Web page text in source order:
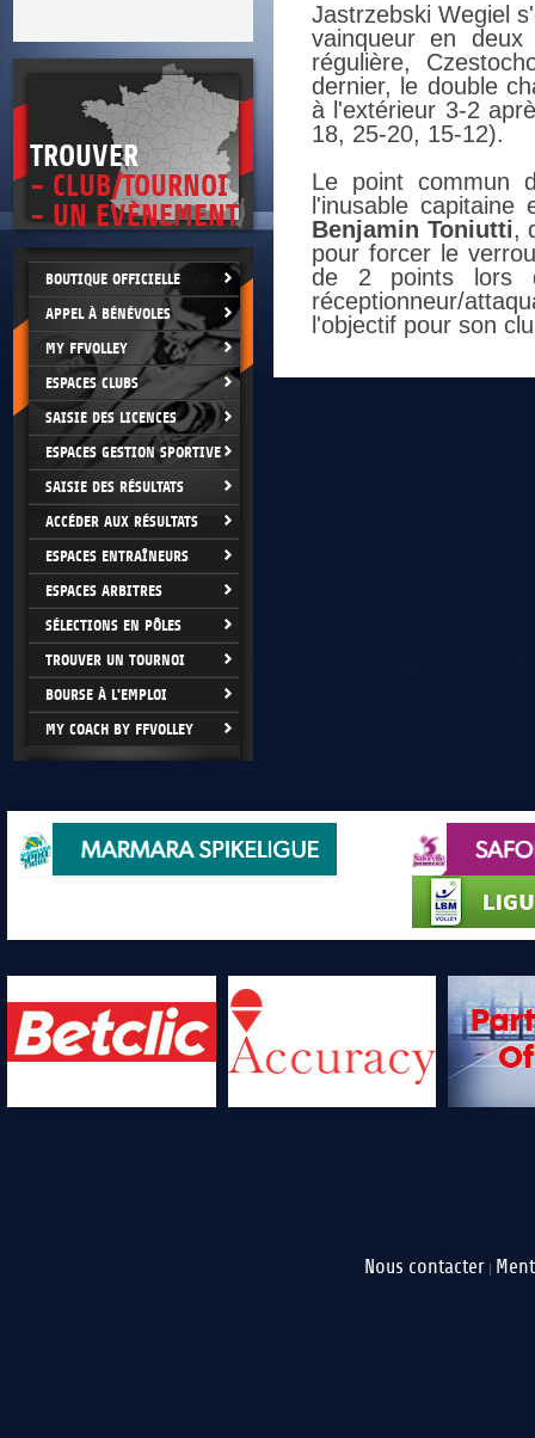
TROUVER
- CLUB/TOURNOI
- UN EVÈNEMENT
BOUTIQUE OFFICIELLE
APPEL À BÉNÉVOLES
MY FFVOLLEY
ESPACES CLUBS
SAISIE DES LICENCES
ESPACES GESTION SPORTIVE
SAISIE DES RÉSULTATS
ACCÉDER AUX RÉSULTATS
ESPACES ENTRAÎNEURS
ESPACES ARBITRES
SÉLECTIONS EN PÔLES
TROUVER UN TOURNOI
BOURSE À L'EMPLOI
MY COACH BY FFVOLLEY
Jastrzebski Wegiel
vainqueur en
régulière,
dernier, le double
à l'extérieur 3-2
18, 25-20, 15-12).
Le point commun
l'inusable
Benjamin Toniutti,
pour forcer le
de 2 points lors
réceptionneur/
l'objectif pour son
Nous contacter |